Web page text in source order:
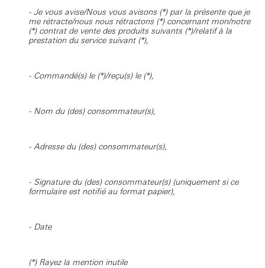
- Je vous avise/Nous vous avisons (*) par la présente que je
me rétracte/nous nous rétractons (*) concernant mon/notre
(*) contrat de vente des produits suivants (*)/relatif à la
prestation du service suivant (*),
- Commandé(s) le (*)/reçu(s) le (*),
- Nom du (des) consommateur(s),
- Adresse du (des) consommateur(s),
- Signature du (des) consommateur(s) (uniquement si ce
formulaire est notifié au format papier),
- Date
(*) Rayez la mention inutile